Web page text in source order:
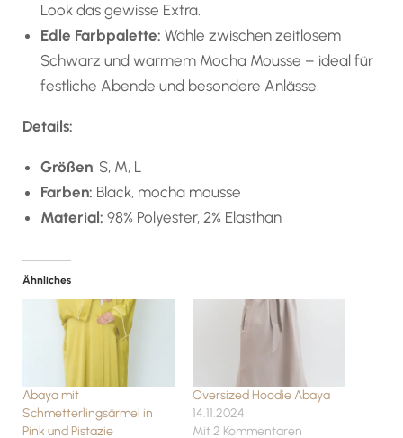
Look das gewisse Extra.
Edle Farbpalette: Wähle zwischen zeitlosem
Schwarz und warmem Mocha Mousse – ideal für
festliche Abende und besondere Anlässe.
Details:
Größen: S, M, L
Farben: Black, mocha mousse
Material: 98% Polyester, 2% Elasthan
Ähnliches
Abaya mit
Schmetterlingsärmel in
Pink und Pistazie
Oversized Hoodie Abaya
14.11.2024
Mit 2 Kommentaren